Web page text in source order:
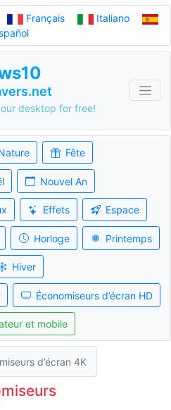
Français
Italiano
desktop for free!
Fête
Nouvel An
Effets Espace
Horloge Printemps
Hiver
Économiseurs d’écran HD
et mobile
d’écran 4K